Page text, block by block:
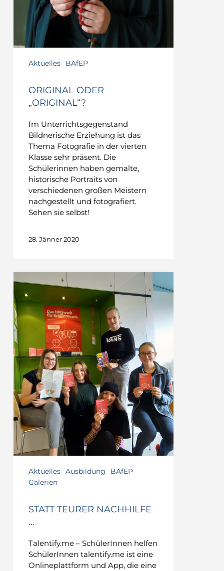
Aktuelles BAfEP
ORIGINAL ODER
„ORIGINAL“?
Im Unterrichtsgegenstand
Bildnerische Erziehung ist das
Thema Fotografie in der vierten
Klasse sehr präsent. Die
Schülerinnen haben gemalte,
historische Portraits von
verschiedenen großen Meistern
nachgestellt und fotografiert.
Sehen sie selbst!
28. Jänner 2020
Aktuelles Ausbildung
BAfEP
Galerien
STATT TEURER NACHHILFE
…
Talentify.me – SchülerInnen helfen
SchülerInnen talentify.me ist eine
Onlineplattform und App, die eine